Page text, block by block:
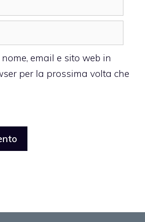
email e sito web in
per la prossima volta che